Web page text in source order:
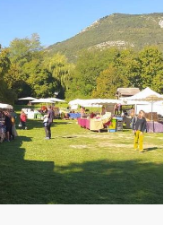
Peisselon, apéritif offert
et marché